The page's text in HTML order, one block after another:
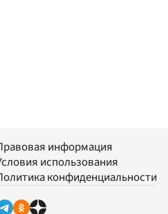
информация
использования
конфиденциальности